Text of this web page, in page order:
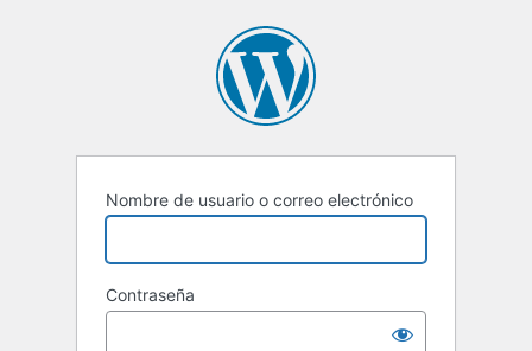
Nombre de usuario o correo electrónico
Contraseña